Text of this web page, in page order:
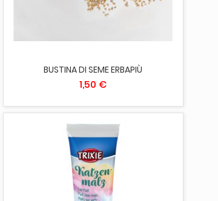
BUSTINA DI SEME ERBAPIÙ
1,50 €